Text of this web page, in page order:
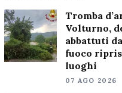
Tromba
Volturno,
abbattuti
fuoco
luoghi
07 AGO 2026